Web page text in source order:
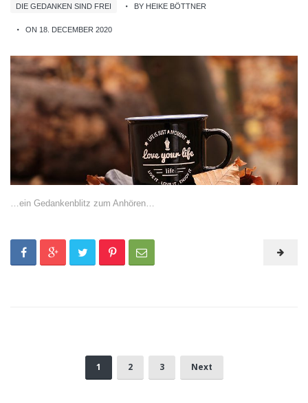
DIE GEDANKEN SIND FREI BY HEIKE BÖTTNER
ON 18. DECEMBER 2020
…ein Gedankenblitz zum Anhören…
1 2 3 Next